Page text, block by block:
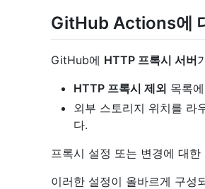
GitHub Actions에
GitHub에 HTTP 프록시 서버
HTTP 프록시 제외 목록에
외부 스토리지 위치를 라
다.
프록시 설정 또는 변경에 대한
이러한 설정이 올바르게 구성